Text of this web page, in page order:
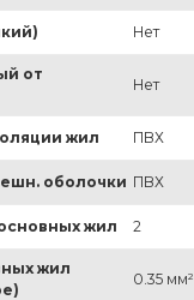
Нет
от
Нет
жил ПВХ
оболочки ПВХ
жил 2
жил
0.35 мм²